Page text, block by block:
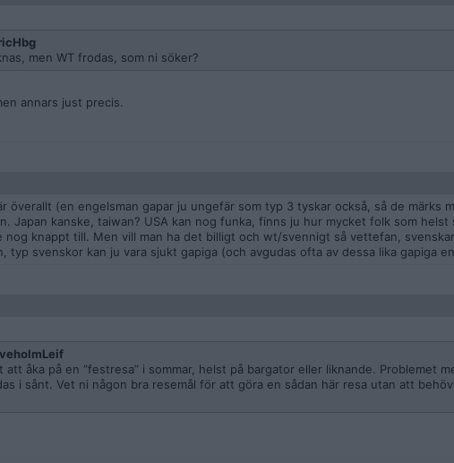
men WT frodas, som ni söker?
annars just precis.
överallt (en engelsman gapar ju ungefär som typ 3 tyskar också, så de märks
Japan kanske, taiwan? USA kan nog funka, finns ju hur mycket folk som helst
nog knappt till. Men vill man ha det billigt och wt/svennigt så vettefan,
typ svenskor kan ju vara sjukt gapiga (och avgudas ofta av dessa lika gapiga
åka på en ”festresa” i sommar, helst på bargator eller liknande. Problemet
i sånt. Vet ni någon bra resemål för att göra en sådan här resa utan att